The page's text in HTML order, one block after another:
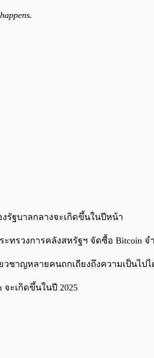
รัฐบาลกลางจะเกิดขึ้นในปีหน้า
รวงการคลังสหรัฐฯ จัดซื้อ Bitcoin
ชาญหลายคนถกเถียงถึงความเป็นไปไ
ะเกิดขึ้นในปี 2025